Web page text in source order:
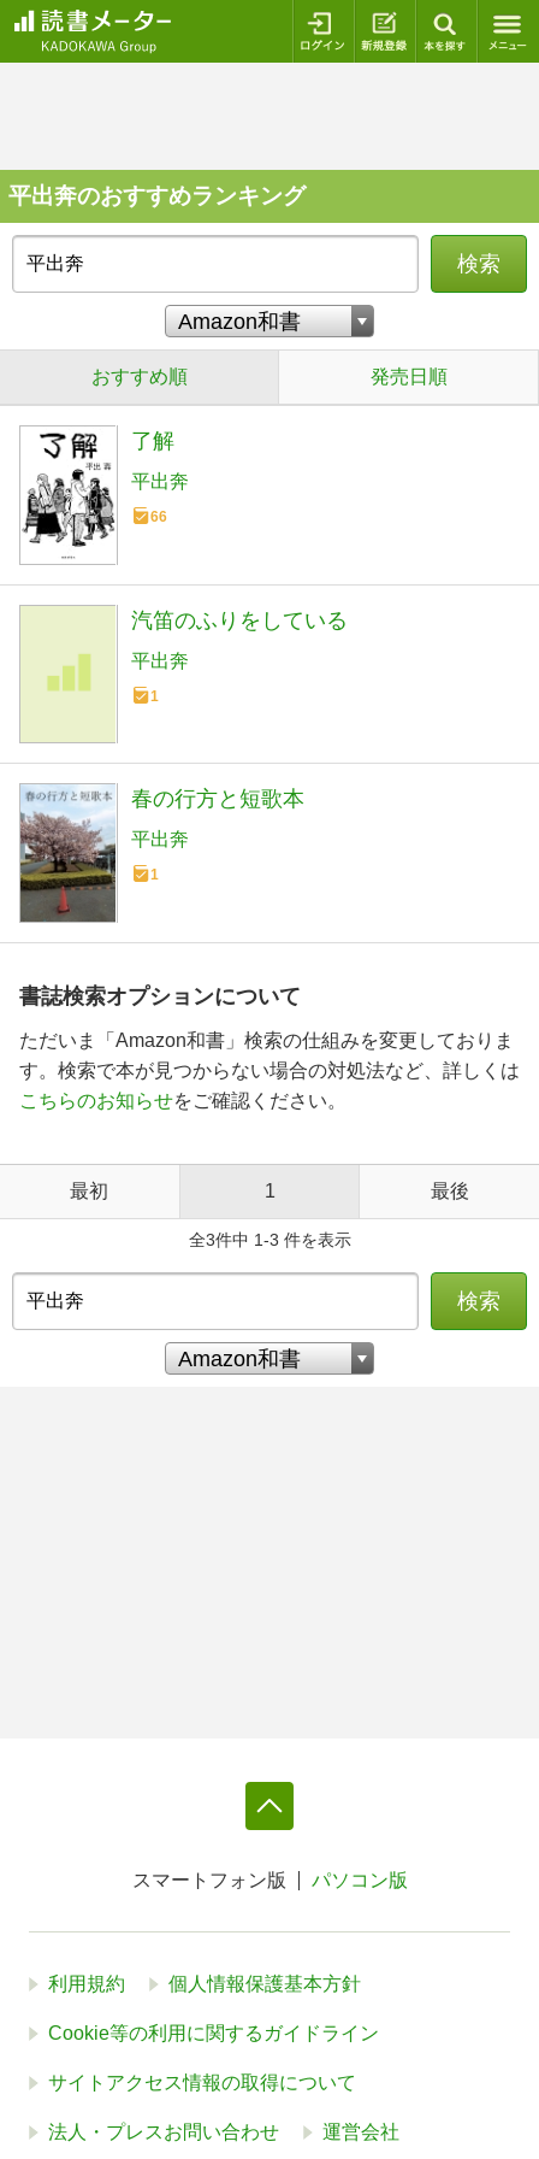
ログイン 新規登録
平出奔のおすすめランキング
検索
おすすめ順 発売日順
了解
平出奔
66
汽笛のふりをしている
平出奔
1
春の行方と短歌本
平出奔
1
書誌検索オプションについて
ただいま「Amazon和書」検索の仕組みを変更しておりま
す。検索で本が見つからない場合の対処法など、詳しくは
こちらのお知らせをご確認ください。
最初 1 最後
全3件中 1-3 件を表示
検索
スマートフォン版 パソコン版
利用規約 個人情報保護基本方針
Cookie等の利用に関するガイドライン
サイトアクセス情報の取得について
法人・プレスお問い合わせ 運営会社